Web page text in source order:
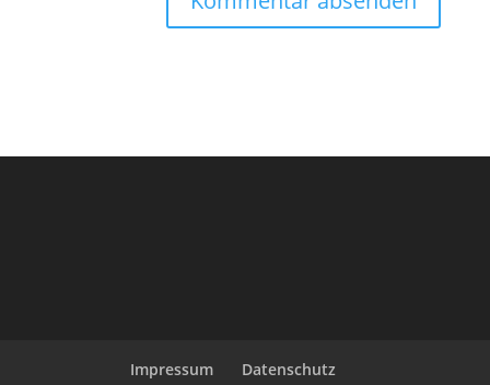
Impressum Datenschutz